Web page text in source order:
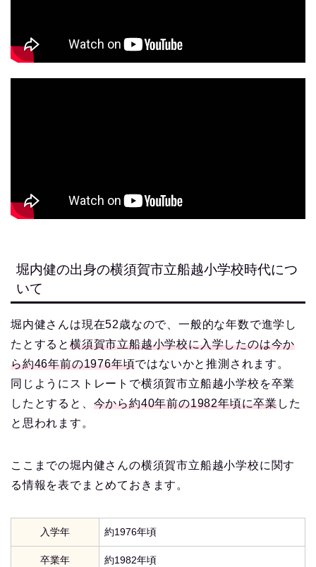
堀内健の出身の横須賀市立船越小学校時代につ
いて
堀内健さんは現在52歳なので、一般的な年数で進学し
たとすると 横須賀市立船越小学校に入学したのは今か
ら約46年前の1976年頃ではないかと推測されます。
同じようにストレートで横須賀市立船越小学校を卒業
したとすると、 今から約40年前の1982年頃に卒業した
と思われます。
ここまでの堀内健さんの横須賀市立船越小学校に関す
る情報を表でまとめておきます。
入学年 約1976年頃
卒業年 約1982年頃